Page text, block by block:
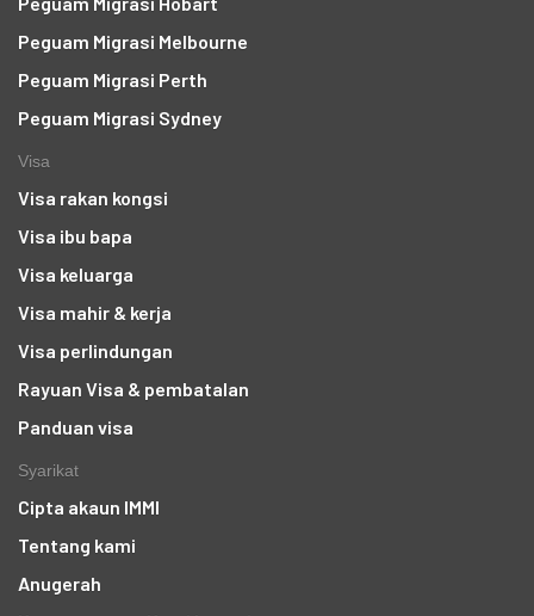
Peguam Migrasi Melbourne
Peguam Migrasi Perth
Peguam Migrasi Sydney
Visa
Visa rakan kongsi
Visa ibu bapa
Visa keluarga
Visa mahir & kerja
Visa perlindungan
Rayuan Visa & pembatalan
Panduan visa
Syarikat
Cipta akaun IMMI
Tentang kami
Anugerah